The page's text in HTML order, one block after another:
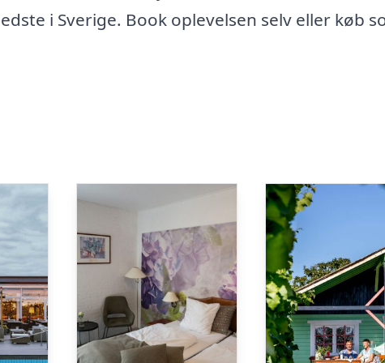
i Sverige. Book oplevelsen selv eller køb